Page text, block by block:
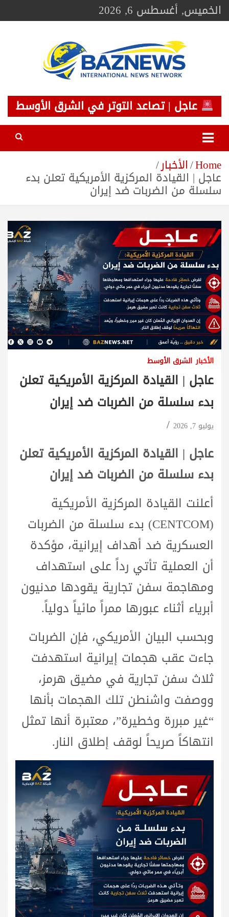
Skip
toالخميس, أغسطس 6, 2026
BAZNEWS
شبكة باز الإخبارية
عاجل | تصاعد التوتر في الشرق الأوسط
Home الأخبار
عاجل | القيادة المركزية الأمريكية تعلن بدء
سلسلة من الضربات ضد إيران
الأخبار الشرق الأوسط
عاجل | القيادة المركزية الأمريكية تعلن
بدء سلسلة من الضربات ضد إيران
يوليو 7, 2026
عاجل | القيادة المركزية الأمريكية تعلن
بدء سلسلة من الضربات ضد إيران
أعلنت القيادة المركزية الأمريكية
(CENTCOM) بدء سلسلة من الضربات
العسكرية ضد أهداف إيرانية، مؤكدة
أن العملية تأتي رداً على استهداف
ومهاجمة سفن تجارية يقودها مدنيون
أبرياء أثناء عبورها ممراً مائياً دولياً.
وبحسب البيان الأمريكي، فإن الضربات
جاءت عقب هجمات إيرانية استهدفت
ثلاث سفن تجارية في مضيق هرمز،
ووصفت واشنطن تلك الهجمات بأنها
“غير مبررة وخطيرة”، معتبرة أنها تمثل
انتهاكاً صريحاً لوقف إطلاق النار.